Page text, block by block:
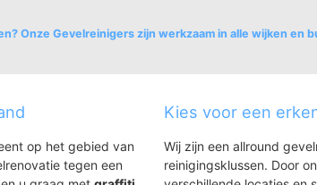
Onze Gevelreinigers zijn werkzaam in alle wijken en
op het gebied van
tegen een
Kies voor een
Wij zijn een allround
reinigingsklussen. Door